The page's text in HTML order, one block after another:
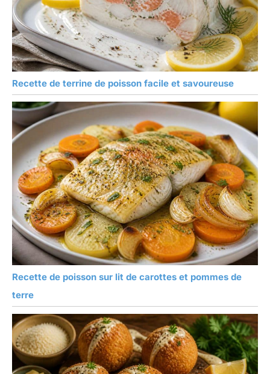
Recette de terrine de poisson facile et savoureuse
Recette de poisson sur lit de carottes et pommes de
terre